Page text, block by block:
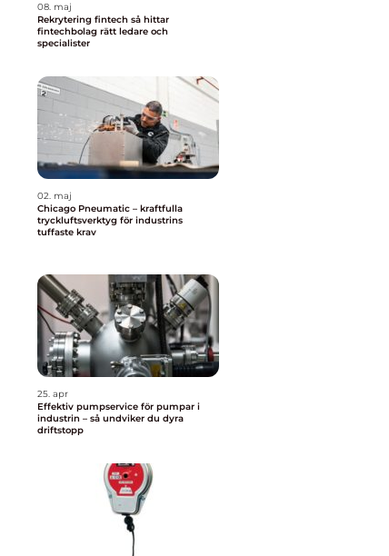
08. maj
Rekrytering fintech så hittar
fintechbolag rätt ledare och
specialister
02. maj
Chicago Pneumatic – kraftfulla
tryckluftsverktyg för industrins
tuffaste krav
25. apr
Effektiv pumpservice för pumpar i
industrin – så undviker du dyra
driftstopp